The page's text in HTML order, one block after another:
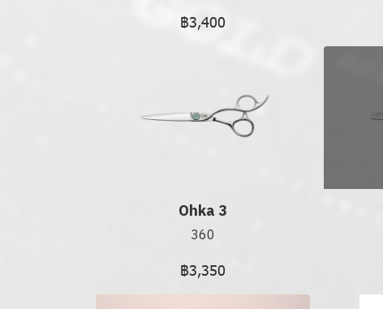
฿3,400
Ohka 3
360
฿3,350